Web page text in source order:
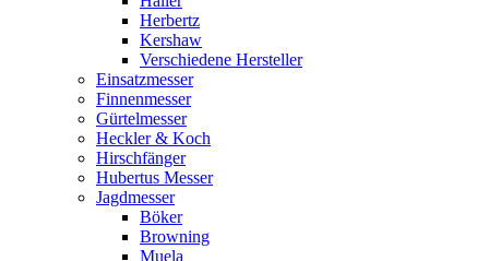
Herbertz
Kershaw
Verschiedene Hersteller
Einsatzmesser
Finnenmesser
Gürtelmesser
Heckler & Koch
Hirschfänger
Hubertus Messer
Jagdmesser
Böker
Browning
Muela